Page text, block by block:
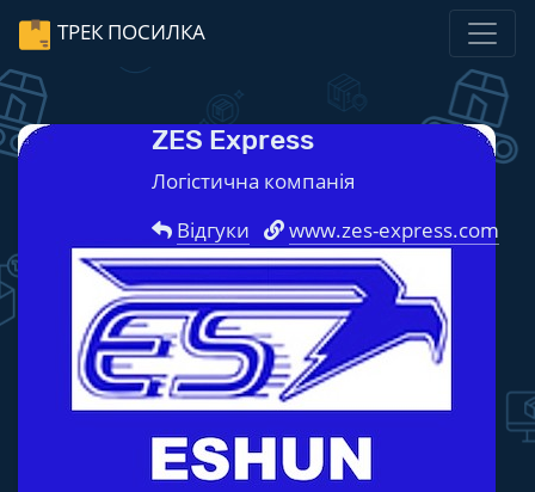
ТРЕК ПОСИЛКА
ZES Express
Логістична компанія
Відгуки
www.zes-express.com